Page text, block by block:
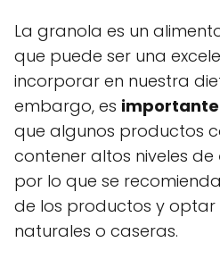
La granola es un
que puede ser una
incorporar en nuestra
embargo, es importante
que algunos productos
contener altos niveles de
por lo que se
de los productos y
naturales o caseras.